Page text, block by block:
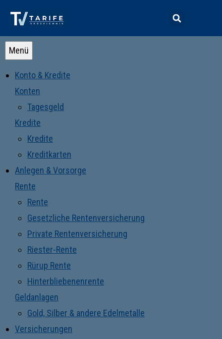
Menü
Konto & Kredite
Konten
Tagesgeld
Kredite
Kredite
Kreditkarten
Anlegen & Vorsorge
Rente
Rente
Gesetzliche Rentenversicherung
Private Rentenversicherung
Riester-Rente
Rürup Rente
Hinterbliebenenrente
Geldanlagen
Gold, Silber & andere Edelmetalle
Versicherungen